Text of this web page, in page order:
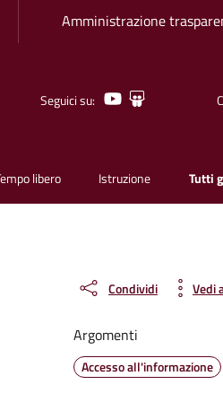
Amministrazione
Seguici su: YoutubeSlideshare
libero Istruzione Tutti
Condividi Vedi
Argomenti
Accesso all'informazione